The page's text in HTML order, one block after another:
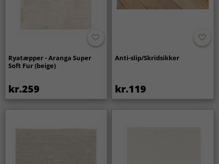
Ryatæpper - Aranga Super
Soft Fur (beige)
kr.259
Anti-slip/Skridsikker
kr.119